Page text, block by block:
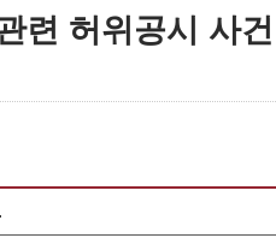
련 허위공시 사건